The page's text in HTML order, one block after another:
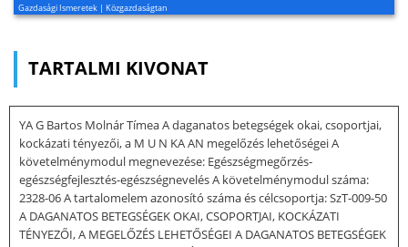
Gazdasági Ismeretek | Közgazdaságtan
TARTALMI KIVONAT
YA G Bartos Molnár Tímea A daganatos betegségek okai, csoportjai,
kockázati tényezői, a M U N KA AN megelőzés lehetőségei A
követelménymodul megnevezése: Egészségmegőrzés-
egészségfejlesztés-egészségnevelés A követelménymodul száma:
2328-06 A tartalomelem azonosító száma és célcsoportja: SzT-009-50
A DAGANATOS BETEGSÉGEK OKAI, CSOPORTJAI, KOCKÁZATI
TÉNYEZŐI, A MEGELŐZÉS LEHETŐSÉGEI A DAGANATOS BETEGSÉGEK